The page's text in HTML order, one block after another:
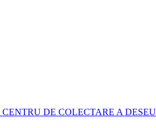
CENTRU DE COLECTARE A